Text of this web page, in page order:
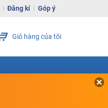
Đăng kí Góp ý
Giỏ hàng của tôi